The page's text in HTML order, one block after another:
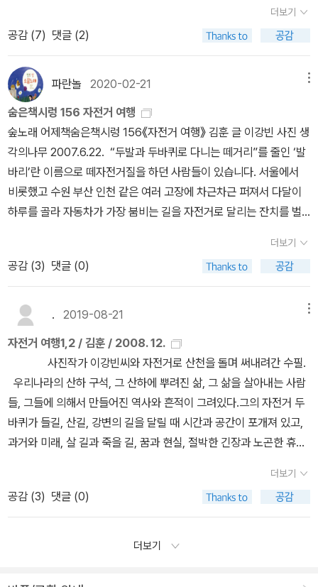
개 시켜서 완전 싹싹 비웠다. 내 동생은 내가 국토종주하러 떠난다면
벌크업하러 가냐고 비웃는데(짜식.......죽는다), 좀 그런 거 같기도 하
다. 엄청 달리니까 엄청 먹어댄다. 전에 남한강 종주 때는 둘이서 삼겹
살 2kg 먹었다는......ㅋㅋㅋㅋㅋㅋㅋㅋ늦은 점심을 먹고 다시 출발하
는 길에 보이는 공주 한옥마을땡볕이 조금 사라져서 이제 좀 탈만하
력적 한계와 현타가 밀려온다(내가 이걸 왜 하지?ㅋㅋㅋㅋ) 일단 드
러눕기-하지만, 다시 마음을 가다듬고 정신을 챙기고 다시 달려----
드디어 부여, 백제 도착! 금강종주를 목표로 하는 사람들은 대부분 공
은 오후 8시쯤- 일단 깨끗하게 씻고 나니 그야말로 천국.... 그러나 저
녁밥 먹으러 나갈 기운이 없어서 밥은 숙소에서 치맥을 하기로- 캬....
말 간만이다.... 둘이서 한마리 순삭- 맥주는 더 마실 수 있지만 내일
도 달려야 하니 각각 2캔씩만-오늘 내가 달린 거리- 이리저리 우회하
거나 백제보 인증센터에서 숙소까지 오는 거리를 다 합하니 총 91킬
로미터 달렸더라. 이틀째 아침은 인근 식당에서 사골황태해장국- 자
전거 탈 때는 일단 먹을 수 있을 때 많이 먹어둬야 한다. 내 몸이 동력
이니까. ㅋㅋㅋㅋ아름다운 백제(부여)의 모습백제문화단지를 들어가
지 못하고 완주를 위해 달려야 하는 게 조금 아쉽지만 부여에서 익산
으로 내려가는 길도 참 아름답다.이렇게 달리다 보면 세상에는 나와
해 달려갈수록 풍경도 더 아름다워진다. 이곳은 논산을 지날 즈음.이
번 여행에서 만난 가장 아름다운 장소 중 하나. 논산에서 익산을 향해
갈 무렵.자전거 여행을 하다 보면 무리를 지어 달리는 사람들도 있지
만, 남녀, 여여, 남남 둘씩 다니거나 혼자 다니는 사람들도 많다. 그중
도전하는 작가는 커트 보니것지금까지 내가 읽은 책 중에 가장 좋아
하는 책들.<제5도살장>은 모든 책들 중 내가 가장 좋아하는 책.커트
보니것의 책은 기발한 상상력, 뒤통수를 강력하게 때리는 반전, 건강
하고 정치적으로 올바른 관점, 읽는 내내 낄낄거리게 만드는 유머감
각, 그리고 웃음 뒤에 머리를 싸늘하게 만드는 짙은 애수 등등.내가 커
트 보니것을 왜 좋아하는지를 더 잘 설명할 수 없는게 안타까울 따름
이다. 그리고 이제 버지니아 울프를 만났다.보통 오래된
작가 중 좋구나 싶은 작가를 만나도 대표작을 챙겨서 보는 편이지 전
작을 다 읽어야겠다는 생각은 잘 안한다.그것들을 읽을 시간에 매력
적인 신간을 읽을 시간이 없어지니까.그런데 이제 겨우 1권 등대로를
읽었을 뿐인데 아 정말 이분은 뭐지?솔 출판사에서 버지니아 울프 전
다 힘들다 하면서 읽었는데, 읽는 중간에도 앞에 읽은 장면이 끊임없
솔직히 사건이랄 것도 없다.램지 가족과 그들의 손님이 등대에 가기
로 했다가 결국 날씨 때문에 못가게 되고,10년이 지나고 램지 부인이
죽은 후, 드디어 남은 가족들이 등대에 가게 된 어느날까지, 정말로 줄
거리는 이게 다다.심지어 그 등대에는 정말 별것이 없기까지 하다.등
대의 의미가 무엇이었을까? 그조차도 명확하지 않다. 이렇게 줄거리
도 없고, 명확한것도 아무것도 없어보이는 이 책의 무엇이 나에게 이
토록 강렬한 이끌림을 주는 것일까?가장 인상적이었던건 본격적인
의식의 흐름 기법을 제대로 본건 처음이라는 신선함인듯하다.(100년
도 더 전에 쓰여진 소설에 신선함이라니.... 그래도 신선함 맞다.)소설
속 인물들의 대화를 읽고 있으면 그들의 생각이 튀는대로, 느닷없이
은 우리가 일상에서 항상 마주치는 장면이다.다른 사람들과 부대끼고
때문에 보통 6개월에 한 번 등록을 하는데 많은 회원이 그러하듯이
나도 안가는 날이 많다. 그래도 그나마 운동을 시작한 이후로 체력이
일어났다. 체력이 사람에게 얼마나 중요한지를 실감한 나이기에 운동
에 관한 책에 관심이 많고 한번씩 읽어 본다. 이영미의 '마녀체력'은
운동 전문가가 쓴 책보다 훨씬 좋았다. 자신의 경험으로 쓰여진 책이
라 나와 공감대도 많았고 책을 많이 읽고 에디터로 일한 사람답게 글
도 잘 썼다. 라디오 방송과 팟케스트에 책을 소개해서 그런지 이 책에
도 다양한 책과 작가, 문장이 나열되어 있다. 책 마지막에 인용된 책
목록이 나오는데 38권이나 된다. 자신의 경험을 통한 책소개서라고
불려도 될 정도로 많은 책이 언급되어 있다. 중간중간 운동에 대한 팁
의지를 가지고 계속 도전하고 발전해 간다는 건 쉽지 않다. 그런 면에
서 작가가 대단했다. 그런 작가를 통해 나 자신의 게으름에 대해 반성
도 많이 하고, 앞으로 어떻게 살 것인가에 대한 생각과 다짐도 했다.
삶에 대한 의지의 불을 활활 지펴주었다. 자신의 경험, 다른 책소개와
문장의 인용, 적절한 팁등을 넣어 에디터답게 책을 잘 만들었다. 이렇
게 다 괜찮은데 이 책의 3분의 2쯤 읽을때부터 약간씩 아쉬운 생각이
들었다. 자신의 경험에 대해 얘기하고 체력의 중요성을 어필할 때 그
렇게 남의 책의 문장을 인용해야 되나 싶다. '누군가의 책에 이렇게 쓰
여져 있다. 그러니까 그렇다' 의 형식으로 이 책은 계속 이어진다. 나
는 이런 식의 책을 별로 좋아하지 않는다. 오롯이 자신의 언어와 문장
으로 이루어진 책이 좋다. 이 책 마지막 페이지에 38권의 인용된 책
자신만의 느낌과 언어로 이루어진 문장이 더 우선인 것 같다. 책을 읽
하다 못해 체력만이 다 인것 같은 것도 이 책의 단점이다. 그래서 점점
은 《연필로 쓰기》라는 책을 써냈는데, 집에서건 마실을 다니건 언제
나 연필꾸러미를 잔뜩 챙기는 사람으로서 돌아본다면, 난 “연필로 쓴
다”고 말하지 않는다. 난 이렇게 말한다. “저는 낫으로 씁니다. 저는
자전거로 씁니다. 저는 아이들이랑 놀면서 씁니다. 저는 똥오줌기저
귀를 신나게 손빨래를 하는 살림돌이로서 씁니다. 저는 바지랑대를
세우고 햇볕을 먹는 맨발로 씁니다. 저는 눈물로 쓰고 춤으로 씁니다.
저는 별빛으로 쓰고 꽃내음으로 씁니다. 저는 무엇보다도 이 별을 사
랑으로 보듬고 싶은 숲이 노래하는 마음으로 씁니다.” 김훈 님이 쓴
글이 나쁘거나 엉성할 일이 없다. 다만, 나쁘지 않고 엉성하지 않으니
외려 싱겁다. 글솜씨가 보이되, 솜씨에 담을 포근한 숨결은 좀처럼 못
본다. 그렇다고 김훈이란 분이 낫질을 하기를 바라지 않는다. 남한테
더보기
공감 (7) 댓글 (2)
파란놀 2020-02-21
숨은책시렁 156 자전거 여행
숲노래 어제책숨은책시렁 156《자전거 여행》 김훈 글 이강빈 사진 생
각의나무 2007.6.22. “두발과 두바퀴로 다니는 떼거리”를 줄인 ‘발
바리’란 이름으로 떼자전거질을 하던 사람들이 있습니다. 서울에서
비롯했고 수원 부산 인천 같은 여러 고장에 차근차근 퍼져서 다달이
하루를 골라 자동차가 가장 붐비는 길을 자전거로 달리는 잔치를 벌
넉하다는 뜻을 밝히려 했습니다. 참 오래 떼자전거질을 여러 고장에
서 했습니다만, 이보다 《자전거 여행》이란 책 하나가 세게 먹혔지 싶
어요. 이 일을 두고 곰곰이 생각해 보았어요. 어쩌면 김훈이란 글님도
떼자전거질을 하는 사람들을 비롯해서 씩씩하게 자전거를 타는 사람
들, 이를테면 《즐거운 불편》을 쓴 사람 같은 여러 이웃을 보았기에,
또 자전거가 바람을 가르는 맛을 잊지 않았기에, 바람돌이에 몸을 싣
고 새롭게 글길을 걸으려 했겠지요. 전두환을 치켜세우는 글도 밥벌
이로 했을 뿐이라는 이녁 생각을 탓할 마음은 없습니다. 이녁한테는
그저 글밥이니까요. 그나저나 이 책을 낸 출판사는 이슬로 사라졌습
니다. 이슬로 사라지기 앞서 ‘생각의나무’ 책은 나라 곳곳 헌책집에 꽤
오래 ‘새책’이 마구 나돌았지요. 사라질 만했습니다. ㅅㄴㄹ
더보기
공감 (3) 댓글 (0)
. 2019-08-21
자전거 여행1,2 / 김훈 / 2008. 12.
사진작가 이강빈씨와 자전거로 산천을 돌며 써내려간 수필.
들, 그들에 의해서 만들어진 역사와 흔적이 그려있다.그의 자전거 두
바퀴가 들길, 산길, 강변의 길을 달릴 때 시간과 공간이 포개져 있고,
과거와 미래, 살 길과 죽을 길, 꿈과 현실, 절박한 긴장과 노곤한 휴식
짝 굽이쳐 흐르고, 산은 슬며시 강에게 자리를 내주듯 기쁨과 슬픔은
서로를 밀쳐내는 게 아니라 내 몸안에서 서로를 부등켜 안는다 한다.
생뚱맞게도 웃고 있는 자와 울고 있는 자에게 똑같이 따뜻한 가을빛
이 쏟아지는 것은 공평일까, 우롱일까 하는 의문이 들기도 한다. 유
속으로 가까이 끌어 당겨준 기행문이었다면, 정끝별의 <여운(旅雲)
더보기
공감 (3) 댓글 (0)
더보기